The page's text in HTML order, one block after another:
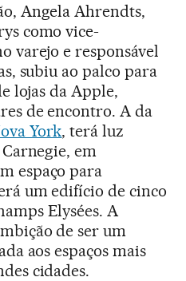
Angela Ahrendts,
como vice-
varejo e responsável
subiu ao palco para
lojas da Apple,
de encontro. A da
York, terá luz
em
espaço para
um edifício de cinco
Elysées. A
de ser um
aos espaços mais
cidades.